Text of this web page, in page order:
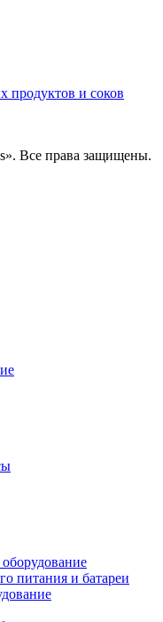
продуктов и соков
Все права защищены.
питания и батареи